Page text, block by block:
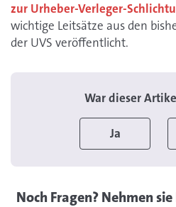
Noch Fragen? Nehmen
zur Urheber-Verleger-
wichtige Leitsätze aus den
der UVS veröffentlicht.
War dieser
Ja